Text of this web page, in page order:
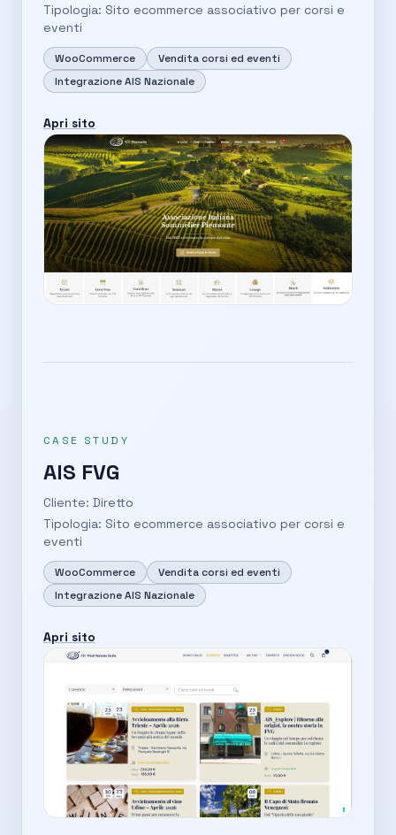
Tipologia: Sito ecommerce associativo per corsi e
eventi
WooCommerce
Vendita corsi ed eventi
Integrazione AIS Nazionale
Apri sito
CASE STUDY
AIS FVG
Cliente: Diretto
Tipologia: Sito ecommerce associativo per corsi e
eventi
WooCommerce
Vendita corsi ed eventi
Integrazione AIS Nazionale
Apri sito